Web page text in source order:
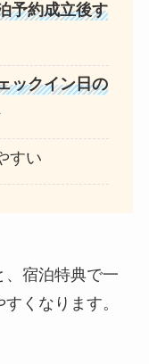
予約成立後す
ックイン日の
すい
、宿泊特典で一
くなります。